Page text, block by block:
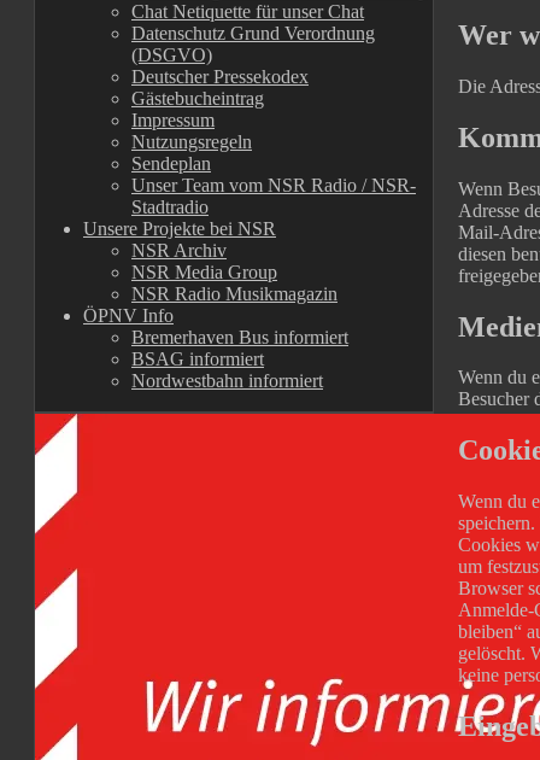
Chat Netiquette für unser Chat
Datenschutz Grund Verordnung
(DSGVO)
Deutscher Pressekodex
Gästebucheintrag
Impressum
Nutzungsregeln
Sendeplan
Unser Team vom NSR Radio / NSR-
Stadtradio
Unsere Projekte bei NSR
NSR Archiv
NSR Media Group
NSR Radio Musikmagazin
ÖPNV Info
Bremerhaven Bus informiert
BSAG informiert
Nordwestbahn informiert
Wer
Die
Wenn
Adresse
Mail-
diesen
Wenn du
Besucher
Wenn du
Cookies
um
Browser
Anmelde-
bleiben“
gelöscht.
keine